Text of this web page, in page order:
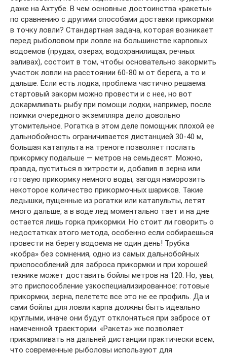
даже на Ахтубе. В чем основные достоинства «ракеты»
по сравнению с другими способами доставки прикормки
в точку ловли? Стандартная задача, которая возникает
перед рыболовом при ловле на большинстве карповых
водоемов (прудах, озерах, водохранилищах, речных
заливах), состоит в том, чтобы основательно закормить
участок ловли на расстоянии 60-80 м от берега, а то и
дальше. Если есть лодка, проблема частично решаема:
стартовый закорм можно провести и с нее, но вот
докармливать рыбу при помощи лодки, например, после
поимки очередного экземпляра дело довольно
утомительное. Рогатка в этом деле помощник плохой ее
дальнобойность ограничивается дистанцией 30-40 м,
большая катапульта на треноге позволяет послать
прикормку подальше — метров на семьдесят. Можно,
правда, пуститься в хитрости и, добавив в зерна или
готовую прикормку немного воды, загодя наморозить
некоторое количество прикормочных шариков. Такие
ледышки, пущенные из рогатки или катапульты, летят
много дальше, а в воде лед моментально тает и на дне
остается лишь горка прикормки. Но стоит ли говорить о
недостатках этого метода, особенно если собираешься
провести на берегу водоема не один день! Трубка
«кобра» без сомнения, одно из самых дальнобойных
приспособлений для заброса прикормки и при хорошей
технике может доставить бойлы метров на 120. Но, увы,
это приспособление узкоспециализированное: готовые
прикормки, зерна, пелететс все это не ее профиль. Да и
сами бойлы для ловли карпа должны быть идеально
круглыми, иначе они будут отклоняться при забросе от
намеченной траектории. «Ракета» же позволяет
прикармливать на дальней дистанции практически всем,
что современные рыболовы используют для